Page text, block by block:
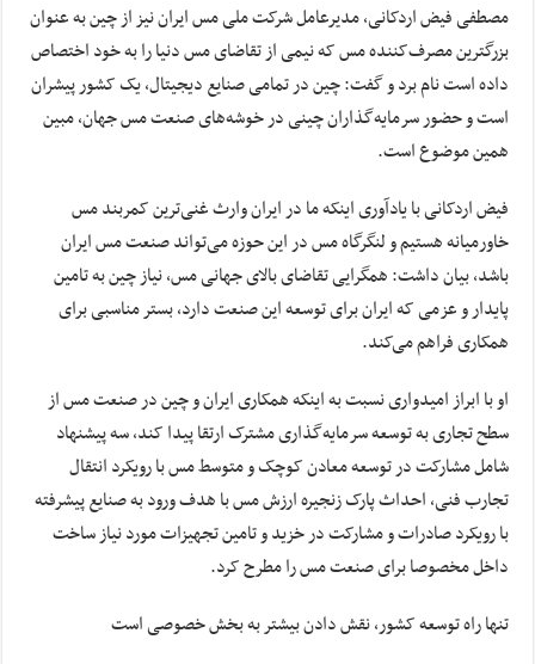
مصطفی فیض اردکانی، مدیرعامل شرکت ملی مس ایران نیز از چین به عنوان
بزرگترین مصرف‌کننده مس که نیمی از تقاضای مس دنیا را به خود اختصاص
داده است نام برد و گفت: چین در تمامی صنایع دیجیتال، یک کشور پیشران
است و حضور سرمایه‌گذاران چینی در خوشه‌های صنعت مس جهان، مبین
همین موضوع است.
فیض اردکانی با یادآوری اینکه ما در ایران وارث غنی‌ترین کمربند مس
خاورمیانه هستیم و لنگرگاه مس در این حوزه می‌تواند صنعت مس ایران
باشد، بیان داشت: همگرایی تقاضای بالای جهانی مس، نیاز چین به تامین
پایدار و عزمی که ایران برای توسعه این صنعت دارد، بستر مناسبی برای
همکاری فراهم می‌کند.
او با ابراز امیدواری نسبت به اینکه همکاری ایران و چین در صنعت مس از
سطح تجاری به توسعه سرمایه‌گذاری مشترک ارتقا پیدا کند، سه پیشنهاد
شامل مشارکت در توسعه معادن کوچک و متوسط مس با رویکرد انتقال
تجارب فنی، احداث پارک زنجیره ارزش مس با هدف ورود به صنایع پیشرفته
با رویکرد صادرات و مشارکت در خزید و تامین تجهیزات مورد نیاز ساخت
داخل مخصوصا برای صنعت مس را مطرح کرد.
تنها راه توسعه کشور، نقش دادن بیشتر به بخش خصوصی است